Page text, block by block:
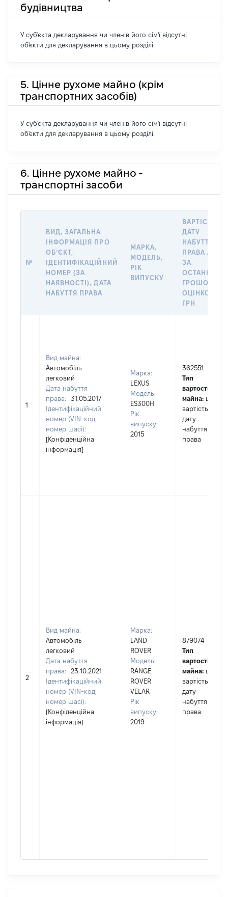
будівництва
У суб'єкта декларування чи членів його сім'ї відсутні
об'єкти для декларування в цьому розділі.
5. Цінне рухоме майно (крім
транспортних засобів)
У суб'єкта декларування чи членів його сім'ї відсутні
об'єкти для декларування в цьому розділі.
6. Цінне рухоме майно -
транспортні засоби
№
ВИД, ЗАГАЛЬНА
ІНФОРМАЦІЯ ПРО
ОБʼЄКТ,
ІДЕНТИФІКАЦІЙНИЙ
НОМЕР (ЗА
НАЯВНОСТІ), ДАТА
НАБУТТЯ ПРАВА
МАРКА,
МОДЕЛЬ,
РІК
ВИПУСКУ
ВАРТІСТЬ НА
ДАТУ
НАБУТТЯ
ПРАВА АБО
ЗА
ГРОШОВОЮ
ОЦІНКОЮ,
ГРН
1
Вид майна:
Автомобіль
легковий
Дата набуття
права:
31.05.2017
Ідентифікаційний
номер (VIN-код,
номер шасі):
[Конфіденційна
інформація]
Марка:
LEXUS
Модель:
ES300H
Рік
випуску:
2015
362551
Тип
вартості
майна: це
вартість на
дату
набуття
права
2
Вид майна:
Автомобіль
легковий
Дата набуття
права:
23.10.2021
Ідентифікаційний
номер (VIN-код,
номер шасі):
[Конфіденційна
інформація]
Марка:
LAND
ROVER
Модель:
RANGE
ROVER
VELAR
Рік
випуску:
2019
879074
Тип
вартості
майна: це
вартість на
дату
набуття
права